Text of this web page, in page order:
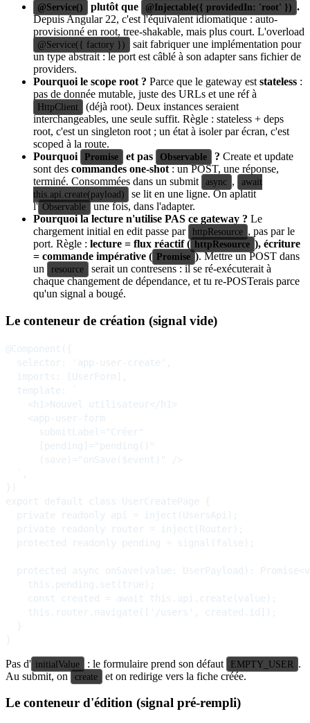
@Service() plutôt que @Injectable({ providedIn: 'root' }) .
Depuis Angular 22, c'est l'équivalent idiomatique : auto-
provisionné en root, tree-shakable, mais plus court. L'overload
@Service({ factory })
sait fabriquer une implémentation pour
un type abstrait : le port est câblé à son adapter sans fichier de
providers.
Pourquoi le scope root ? Parce que le gateway est stateless :
pas de donnée mutable, juste des URLs et une réf à
HttpClient
(déjà root). Deux instances seraient
interchangeables, une seule suffit. Règle : stateless + deps
root, c'est un singleton root ; un état à isoler par écran, c'est
scoped à la route.
Pourquoi
Promise et pas Observable ? Create et update
sont des commandes one-shot: un POST, une réponse,
terminé. Consommées dans un submit
async ,
await
this.api.create(payload)
se lit en une ligne. On aplatit
l' Observable une fois, dans l'adapter.
Pourquoi la lecture n'utilise PAS ce gateway ? Le
chargement initial en edit passe par
httpResource , pas par le
port. Règle : lecture = flux réactif ( httpResource ), écriture
= commande impérative ( Promise ). Mettre un POST dans
un
resource
serait un contresens : il se ré-exécuterait à
chaque changement de dépendance, et tu re-POSTerais parce
qu'un signal a bougé.
Le conteneur de création (signal vide)
@Component({
  selector: 'app-user-create',
  imports: [UserForm],
  template: `
    <h1>Nouvel utilisateur</h1>
    <app-user-form
      submitLabel="Créer"
      [pending]="pending()"
      (save)="onSave($event)" />
  `,
})
export default class UserCreatePage {
  private readonly api = inject(UsersApi);
  private readonly router = inject(Router);
  protected readonly pending = signal(false);
protected async onSave(value: UserPayload):
    this.pending.set(true);
    const created = await this.api.create(value);
    this.router.navigate(['/users', created.id]);
  }
Pas d' initialValue : le formulaire prend son défaut EMPTY_USER .
Au submit, on
create et on redirige vers la fiche créée.
Le conteneur d'édition (signal pré-rempli)